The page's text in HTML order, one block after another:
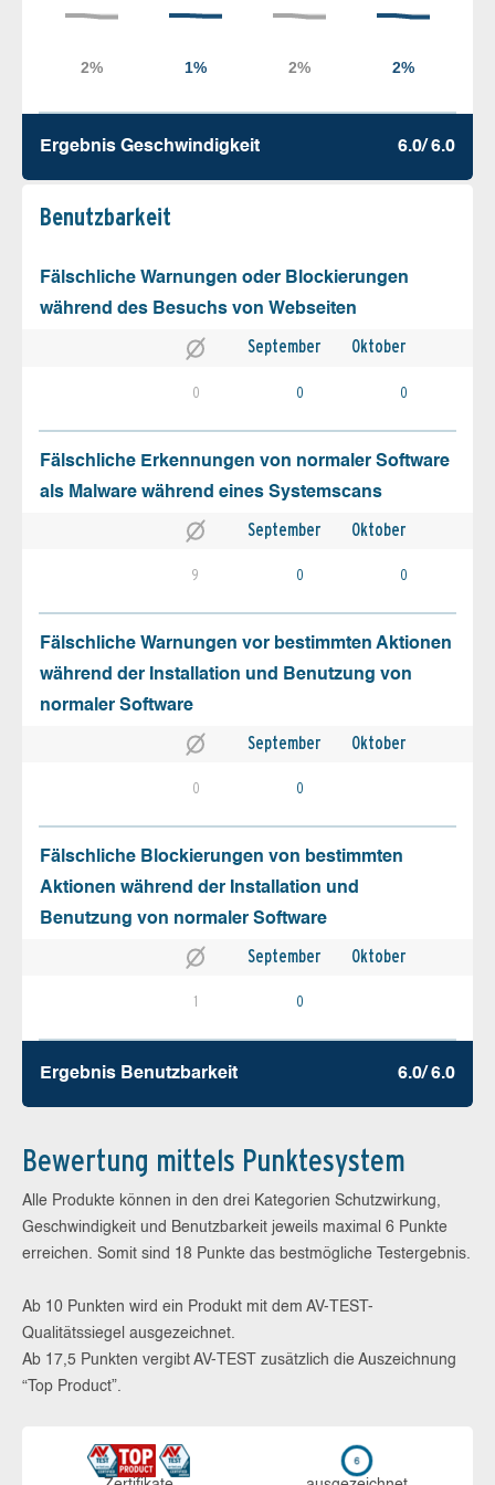
Ergebnis Geschw­indigkeit 6.0/ 6.0
Benutz­barkeit
Fälschliche Warnungen oder Blockierungen
während des Besuchs von Webseiten
September Oktober
0 0 0
Fälschliche Erkennungen von normaler Software
als Malware während eines Systemscans
September Oktober
9 0 0
Fälschliche Warnungen vor bestimmten Aktionen
während der Installation und Benutzung von
normaler Software
September Oktober
0 0
Fälschliche Blockierungen von bestimmten
Aktionen während der Installation und
Benutzung von normaler Software
September Oktober
1 0
Ergebnis Benutz­barkeit 6.0/ 6.0
Bewertung mittels Punktesystem
Alle Produkte können in den drei Kategorien Schutzwirkung,
Geschwindigkeit und Benutzbarkeit jeweils maximal 6 Punkte
erreichen. Somit sind 18 Punkte das bestmögliche Testergebnis.
Ab 10 Punkten wird ein Produkt mit dem AV-TEST-
Qualitätssiegel ausgezeichnet.
Ab 17,5 Punkten vergibt AV-TEST zusätzlich die Auszeichnung
“Top Product”.